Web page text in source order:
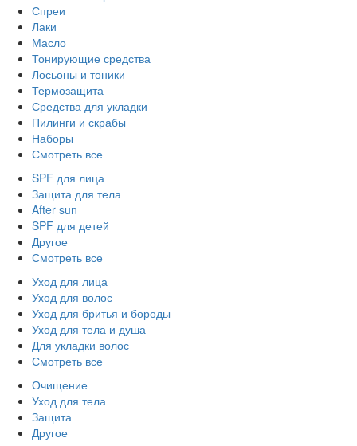
Спреи
Лаки
Масло
Тонирующие средства
Лосьоны и тоники
Термозащита
Средства для укладки
Пилинги и скрабы
Наборы
Смотреть все
SPF для лица
Защита для тела
After sun
SPF для детей
Другое
Смотреть все
Уход для лица
Уход для волос
Уход для бритья и бороды
Уход для тела и душа
Для укладки волос
Смотреть все
Очищение
Уход для тела
Защита
Другое